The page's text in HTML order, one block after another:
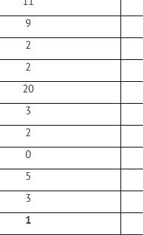
9
2
2
20
3
2
0
5
3
1